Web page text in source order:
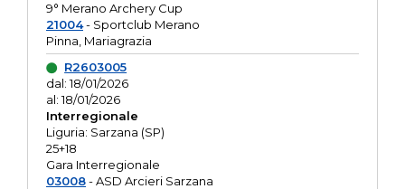
9° Merano Archery Cup
21004- Sportclub Merano
Pinna, Mariagrazia
R2603005
dal: 18/01/2026
al: 18/01/2026
Interregionale
Liguria: Sarzana (SP)
25+18
Gara Interregionale
03008- ASD Arcieri Sarzana